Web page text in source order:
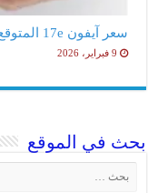
سعر آيفون 17e المتوقع
9 فبراير، 2026
بحث في الموقع